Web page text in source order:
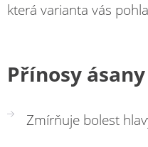
která varianta vás
Přínosy
Zmírňuje bolest